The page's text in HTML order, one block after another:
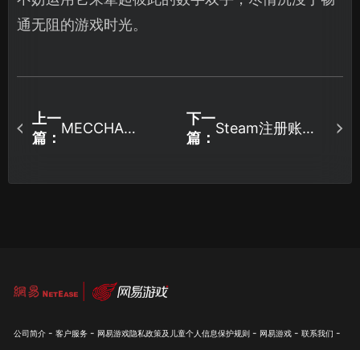
通无阻的游戏时光。
上一
篇：
MECCHA
用方法汇总！
下一
篇：
Steam注册账号
解！
公司简介 - 客户服务 - 网易游戏隐私政策及儿童个人信息保护规则 - 网易游戏 - 联系我们 -